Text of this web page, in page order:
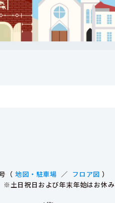
（ 地図・駐車場 ／ フロア図 ）
土日祝日および年末年始はお休み